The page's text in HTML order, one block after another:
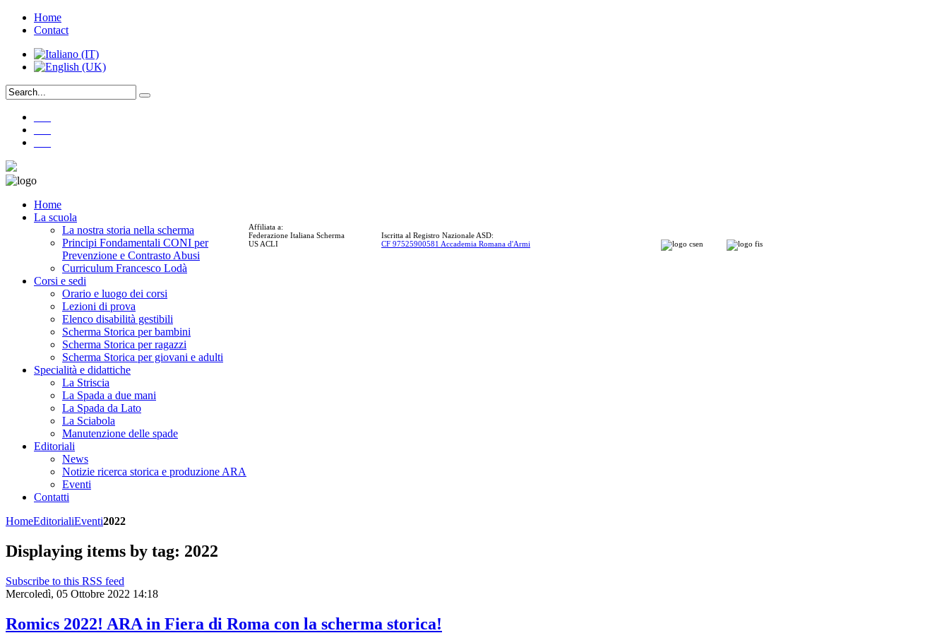
Home
Contact
Affiliata a:
Federazione Italiana Scherma
US ACLI
Iscritta al Registro Nazionale ASD:
CF 97525900581 Accademia Romana d'Armi
Home
La scuola
La nostra storia nella scherma
Principi Fondamentali CONI per
Prevenzione e Contrasto Abusi
Curriculum Francesco Lodà
Corsi e sedi
Orario e luogo dei corsi
Lezioni di prova
Elenco disabilità gestibili
Scherma Storica per bambini
Scherma Storica per ragazzi
Scherma Storica per giovani e adulti
Specialità e didattiche
La Striscia
La Spada a due mani
La Spada da Lato
La Sciabola
Manutenzione delle spade
Editoriali
News
Notizie ricerca storica e produzione ARA
Eventi
Contatti
HomeEditorialiEventi2022
Displaying items by tag: 2022
Subscribe to this RSS feed
Mercoledì, 05 Ottobre 2022 14:18
Romics 2022! ARA in Fiera di Roma con la scherma storica!